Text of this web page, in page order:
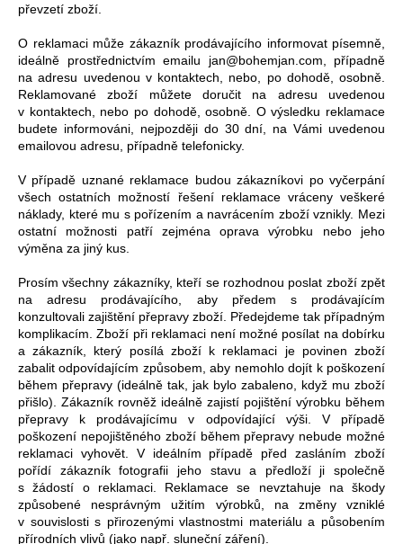
převzetí zboží.
O reklamaci může zákazník prodávajícího informovat písemně,
ideálně prostřednictvím emailu jan@bohemjan.com, případně
na adresu uvedenou v kontaktech, nebo, po dohodě, osobně.
Reklamované zboží můžete doručit na adresu uvedenou
v kontaktech, nebo po dohodě, osobně. O výsledku reklamace
budete informováni, nejpozději do 30 dní, na Vámi uvedenou
emailovou adresu, případně telefonicky.
V případě uznané reklamace budou zákazníkovi po vyčerpání
všech ostatních možností řešení reklamace vráceny veškeré
náklady, které mu s pořízením a navrácením zboží vznikly. Mezi
ostatní možnosti patří zejména oprava výrobku nebo jeho
výměna za jiný kus.
Prosím všechny zákazníky, kteří se rozhodnou poslat zboží zpět
na adresu prodávajícího, aby předem s prodávajícím
konzultovali zajištění přepravy zboží. Předejdeme tak případným
komplikacím. Zboží při reklamaci není možné posílat na dobírku
a zákazník, který posílá zboží k reklamaci je povinen zboží
zabalit odpovídajícím způsobem, aby nemohlo dojít k poškození
během přepravy (ideálně tak, jak bylo zabaleno, když mu zboží
přišlo). Zákazník rovněž ideálně zajistí pojištění výrobku během
přepravy k prodávajícímu v odpovídající výši. V případě
poškození nepojištěného zboží během přepravy nebude možné
reklamaci vyhovět. V ideálním případě před zasláním zboží
pořídí zákazník fotografii jeho stavu a předloží ji společně
s žádostí o reklamaci. Reklamace se nevztahuje na škody
způsobené nesprávným užitím výrobků, na změny vzniklé
v souvislosti s přirozenými vlastnostmi materiálu a působením
přírodních vlivů (jako např. sluneční záření).